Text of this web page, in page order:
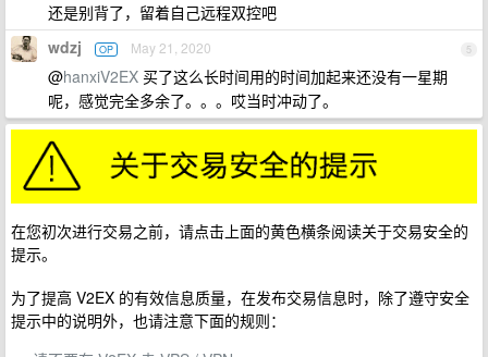
还是别背了，留着自己远程双控吧
5
wdzj OP May 21, 2020
@hanxiV2EX 买了这么长时间用的时间加起来还没有一星期
呢，感觉完全多余了。。。哎当时冲动了。
在您初次进行交易之前，请点击上面的黄色横条阅读关于交易安全的
提示。
为了提高 V2EX 的有效信息质量，在发布交易信息时，除了遵守安全
提示中的说明外，也请注意下面的规则：